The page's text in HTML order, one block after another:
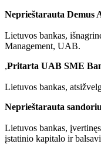
Neprieštarauta Demus
Lietuvos bankas,
Management, UAB.
,Pritarta UAB SME
Lietuvos bankas,
Neprieštarauta
Lietuvos bankas,
įstatinio kapitalo ir